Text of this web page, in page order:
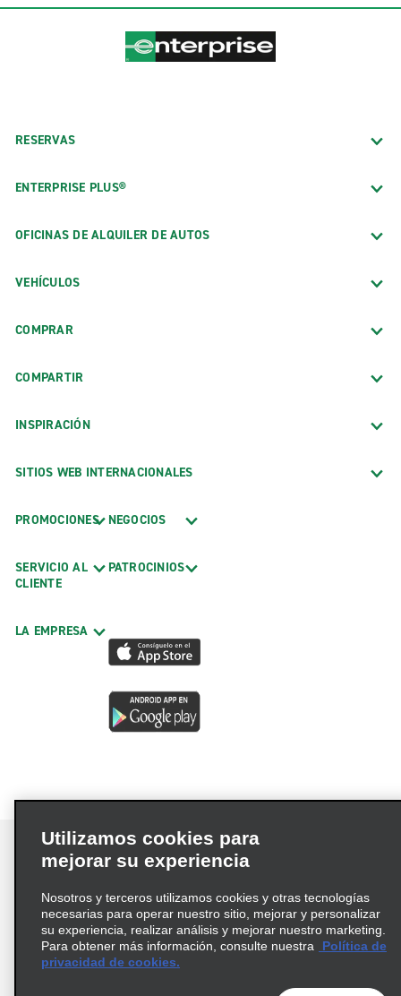
RESERVAS
ENTERPRISE PLUS®
OFICINAS DE ALQUILER DE AUTOS
VEHÍCULOS
COMPRAR
COMPARTIR
INSPIRACIÓN
SITIOS WEB INTERNACIONALES
PROMOCIONES
SERVICIO AL
CLIENTE
LA EMPRESA
NEGOCIOS
PATROCINIOS
Términos de uso
Política de privacidad
Política de cookies
Información de Salud del Consumidor
Utilizamos cookies para
mejorar su experiencia
Nosotros y terceros utilizamos cookies y otras tecnologías
necesarias para operar nuestro sitio, mejorar y personalizar
su experiencia, realizar análisis y mejorar nuestro marketing.
Para obtener más información, consulte nuestra
Política de
privacidad de cookies.